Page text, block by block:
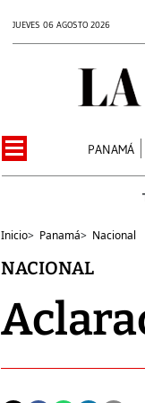
JUEVES 06 AGOSTO 2026
PANAMÁ
Inicio> Panamá> Nacional
NACIONAL